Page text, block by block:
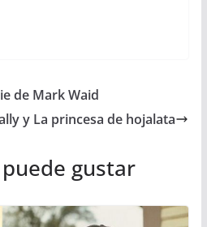
de Mark Waid
y La princesa de hojalata
gustar